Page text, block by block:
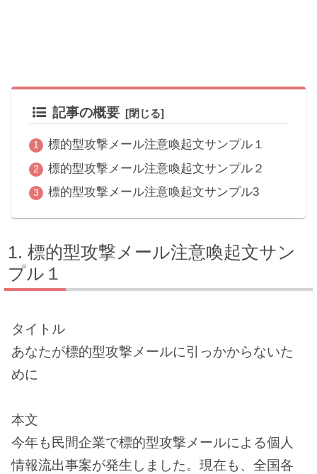
記事の概要
標的型攻撃メール注意喚起文サンプル１
標的型攻撃メール注意喚起文サンプル２
標的型攻撃メール注意喚起文サンプル3
標的型攻撃メール注意喚起文サン
プル１
タイトル
あなたが標的型攻撃メールに引っかからないた
めに
本文
今年も民間企業で標的型攻撃メールによる個人
情報流出事案が発生しました。現在も、全国各